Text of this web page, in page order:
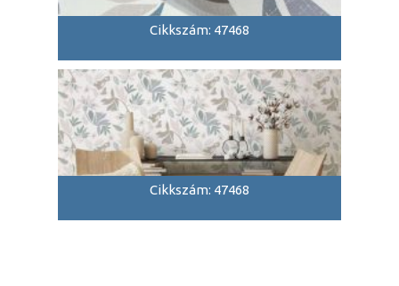
Cikkszám: 47468
Cikkszám: 47468